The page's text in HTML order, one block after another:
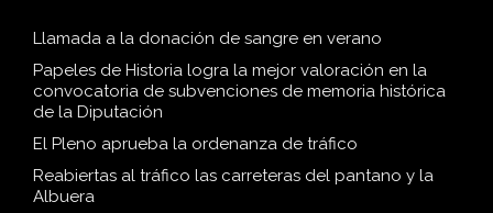
Llamada a la donación de sangre en verano
Papeles de Historia logra la mejor valoración en la
convocatoria de subvenciones de memoria histórica
de la Diputación
El Pleno aprueba la ordenanza de tráfico
Reabiertas al tráfico las carreteras del pantano y la
Albuera